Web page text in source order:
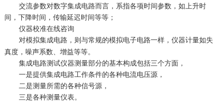
交流参数对数字集成电路而言，系指各项时间参数，如上升时
间，下降时间，传输延迟时间等等；
仪器校准在线咨询
对模拟集成电路，则与常规的模拟电子电路一样， 仪器计量如失
真度，噪声系数、增益等等。
集成电路测试仪器测量部分的基本构成包括三个方面，
一是提供集成电路工作条件的各种电流电压源，
二是测量所需的各种信号源，
三是各种测量仪表。